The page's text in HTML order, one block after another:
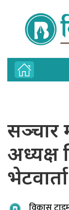
सञ्चार
अध्यक्ष
भेटवार्ता